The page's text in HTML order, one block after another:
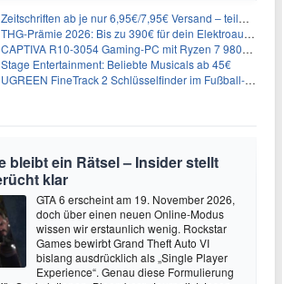
Zeitschriften ab je nur 6,95€/7,95€ Versand – teilweise selbstkündigend!
THG-Prämie 2026: Bis zu 390€ für dein Elektroauto mit geld-fuer-eAuto.de
CAPTIVA R10-3054 Gaming-PC mit Ryzen 7 9800X3D und RTX 5080 für 2.599€
Stage Entertainment: Beliebte Musicals ab 45€
UGREEN FineTrack 2 Schlüsselfinder im Fußball-Design für 10,98€
bleibt ein Rätsel – Insider stellt
klar
GTA 6 erscheint am 19. November 2026,
doch über einen neuen Online-Modus
wissen wir erstaunlich wenig. Rockstar
Games bewirbt Grand Theft Auto VI
bislang ausdrücklich als „Single Player
Experience“. Genau diese Formulierung